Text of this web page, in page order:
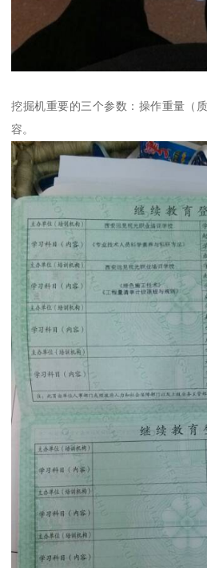
挖掘机重要的三个参数：操作重量（
容。